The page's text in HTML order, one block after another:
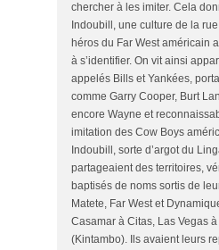
chercher à les imiter. Cela
Indoubill, une culture de la
héros du Far West américain
à s’identifier. On vit ainsi
appelés Bills et Yankées,
comme Garry Cooper, Burt
encore Wayne et
imitation des Cow Boys
Indoubill, sorte d’argot du
partageaient des territoires,
baptisés de noms sortis de
Matete, Far West et
Casamar à Citas, Las Vegas à
(Kintambo). Ils avaient leurs